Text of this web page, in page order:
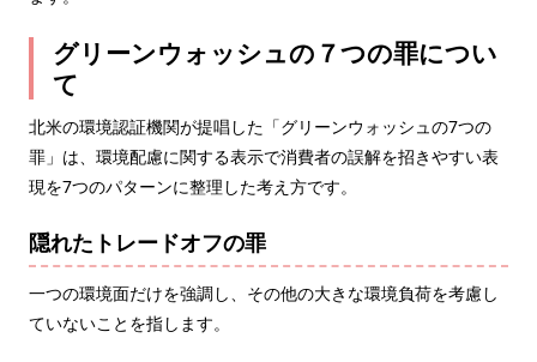
グリーンウォッシュの７つの罪につい
て
北米の環境認証機関が提唱した「グリーンウォッシュの7つの
罪」は、環境配慮に関する表示で消費者の誤解を招きやすい表
現を7つのパターンに整理した考え方です。
隠れたトレードオフの罪
一つの環境面だけを強調し、その他の大きな環境負荷を考慮し
ていないことを指します。